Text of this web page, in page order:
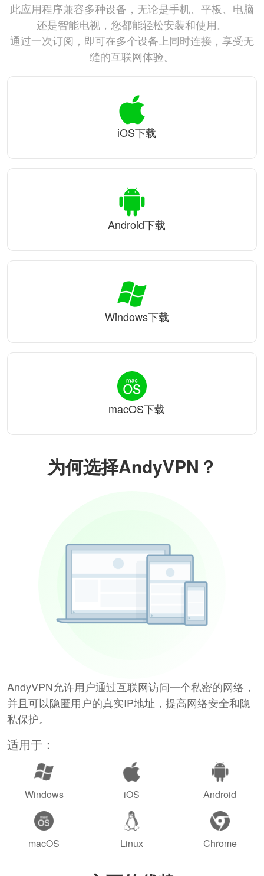
为何选择AndyVPN？
AndyVPN允许用户通过互联网访问一个私密的网络，
并且可以隐匿用户的真实IP地址，提高网络安全和隐
私保护。
适用于：
Windows iOS Android
macOS Linux Chrome
此应用程序兼容多种设备，无论是手机、平板、电脑
还是智能电视，您都能轻松安装和使用。
通过一次订阅，即可在多个设备上同时连接，享受无
缝的互联网体验。
iOS下载
Android下载
Windows下载
macOS下载